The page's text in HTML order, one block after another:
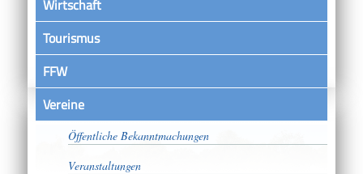
Wirtschaft
Tourismus
FFW
VereineSatzungen
Öffentliche Bekanntmachungen
Veranstaltungen